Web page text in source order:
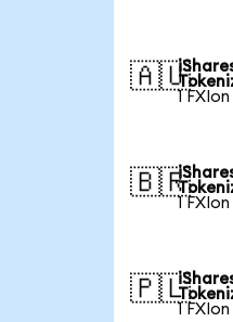
🇦🇺
1
🇧🇷
1
🇵🇱
1